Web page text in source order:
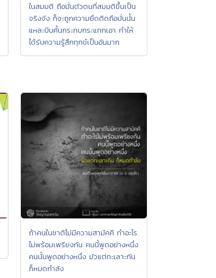
ในสมมติ ถือมั่นตัวตนที่สมมติขึ้นเป็น
จริงจัง ก็จะถูกความยึดติดถือมั่นนั้น
แหละบีบคั้นกระทบกระแทกเอา ทำให้
ได้รับความรู้สึกทุกข์เป็นอันมาก
ถ้าคนในชาติไม่มีความสามัคคี ทำอะไร
ไม่พร้อมเพรียงกัน คนนี้พูดอย่างหนึ่ง
คนนั้นพูดอย่างหนึ่ง มัวแต่ทะเลาะกัน
ก็หมดกำลัง